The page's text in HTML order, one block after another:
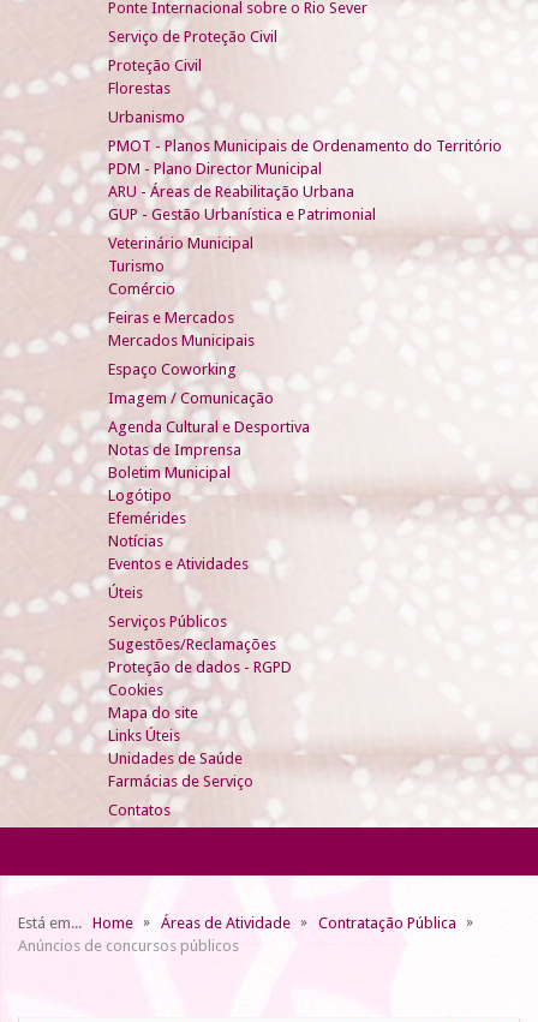
Ponte Internacional sobre o Rio Sever
Serviço de Proteção Civil
Proteção Civil
Florestas
Urbanismo
PMOT - Planos Municipais de Ordenamento do Território
PDM - Plano Director Municipal
ARU - Áreas de Reabilitação Urbana
GUP - Gestão Urbanística e Patrimonial
Veterinário Municipal
Turismo
Comércio
Feiras e Mercados
Mercados Municipais
Espaço Coworking
Imagem / Comunicação
Agenda Cultural e Desportiva
Notas de Imprensa
Boletim Municipal
Logótipo
Efemérides
Notícias
Eventos e Atividades
Úteis
Serviços Públicos
Sugestões/Reclamações
Proteção de dados - RGPD
Cookies
Mapa do site
Links Úteis
Unidades de Saúde
Farmácias de Serviço
Contatos
Está em... Home Áreas de Atividade
Contratação Pública
Anúncios de concursos públicos